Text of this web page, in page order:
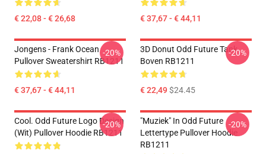
€ 22,08 - € 26,68 € 37,67 - € 44,11
Jongens - Frank Ocean
Pullover Sweatershirt RB1211
€ 37,67 - € 44,11
-20%
3D Donut Odd Future Tank
Boven RB1211
€ 22,49$24.45
-20%
Cool. Odd Future Logo Design
(wit) Pullover Hoodie RB1211
-20%
"Muziek" In Odd Future
Lettertype Pullover Hoodie
RB1211
-20%